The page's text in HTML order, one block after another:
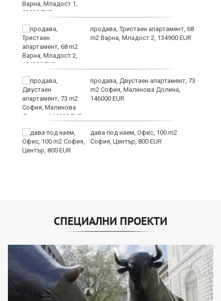
продава, Тристаен апартамент, 68
m2 Варна, Младост 2, 134900 EUR
продава, Двустаен апартамент, 73
m2 София, Малинова Долина,
146000 EUR
дава под наем, Офис, 100 m2
София, Център, 800 EUR
СПЕЦИАЛНИ ПРОЕКТИ